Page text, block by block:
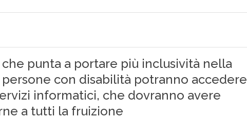
che punta a portare più inclusività nella
con disabilità potranno accedere
informatici, che dovranno avere
a tutti la fruizione